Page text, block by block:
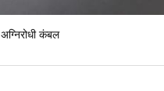
अग्निरोधी कंबल